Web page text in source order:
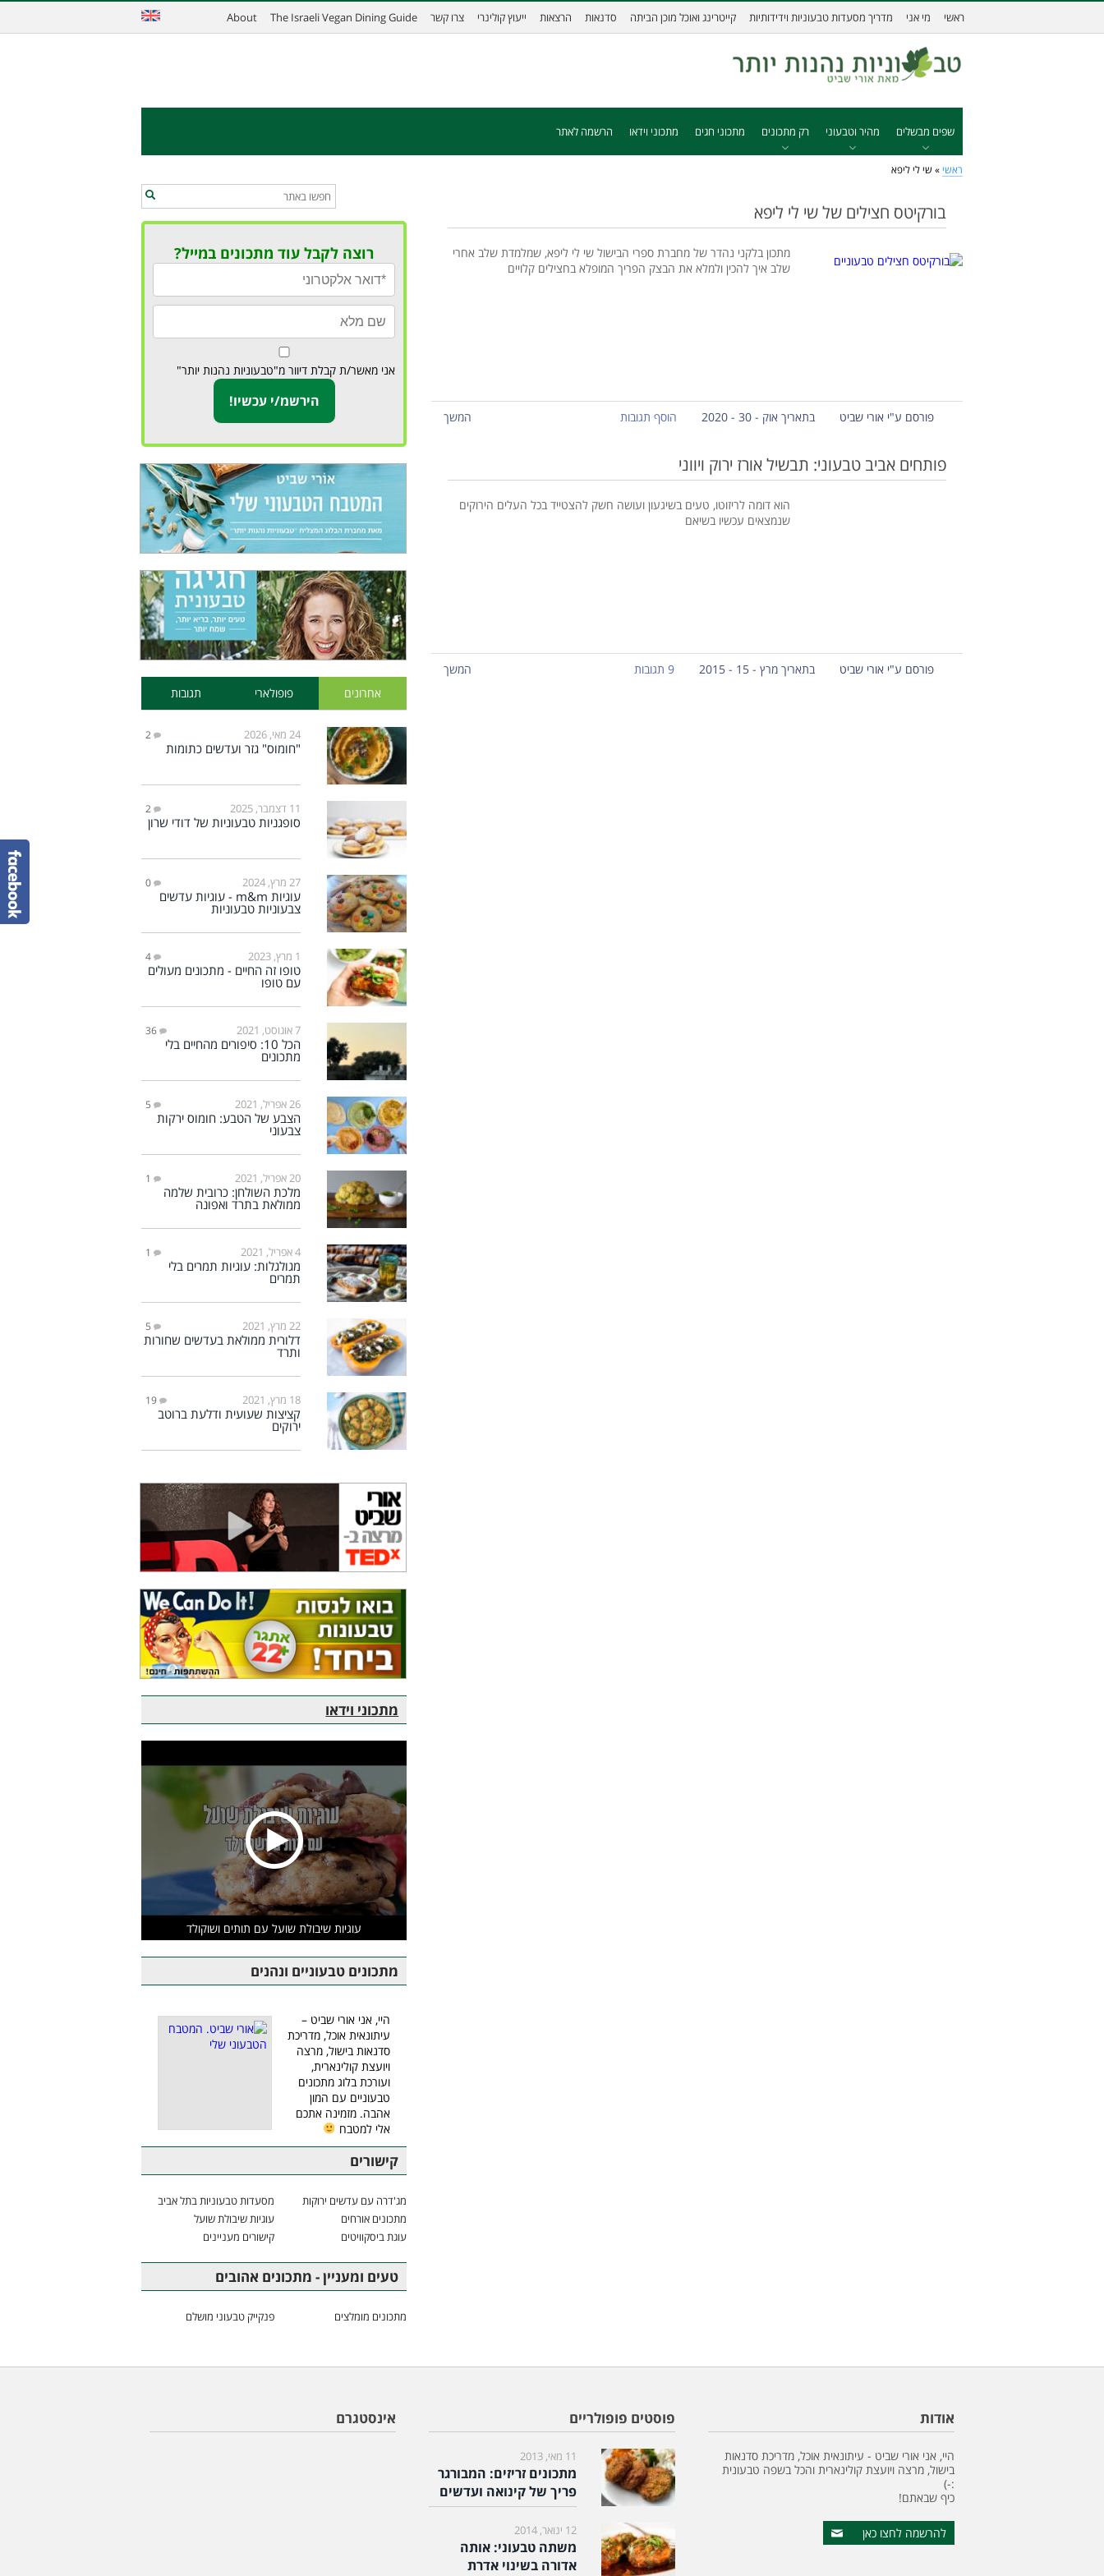
ראשי מי אני מדריך מסעדות טבעוניות וידידותיות קייטרינג ואוכל מוכן הביתה סדנאות הרצאות ייעוץ קולינרי צרו קשר The Israeli Vegan Dining Guide
About
שפים מבשלים מהיר וטבעוני רק מתכונים מתכוני חגים מתכוני וידאו הרשמה לאתר
ראשי » שי לי ליפא
בורקיטס חצילים של שי לי ליפא
מתכון בלקני נהדר של מחברת ספרי הבישול שי לי ליפא, שמלמדת שלב אחרי
שלב איך להכין ולמלא את הבצק הפריך המופלא בחצילים קלויים
פורסם ע"י אורי שביט בתאריך אוק - 30 - 2020 הוסף תגובות המשך
פותחים אביב טבעוני: תבשיל אורז ירוק ויווני
הוא דומה לריזוטו, טעים בשיגעון ועושה חשק להצטייד בכל העלים הירוקים
שנמצאים עכשיו בשיאם
פורסם ע"י אורי שביט בתאריך מרץ - 15 - 2015 9 תגובות המשך
רוצה לקבל עוד מתכונים במייל?
אני מאשר/ת קבלת דיוור מ"טבעוניות נהנות יותר"
אחרונים פופולארי תגובות
24 מאי, 2026 2
"חומוס" גזר ועדשים כתומות
11 דצמבר, 2025 2
סופגניות טבעוניות של דודי שרון
27 מרץ, 2024 0
עוגיות m&m - עוגיות עדשים
צבעוניות טבעוניות
1 מרץ, 2023 4
טופו זה החיים - מתכונים מעולים
עם טופו
7 אוגוסט, 2021 36
הכל 10: סיפורים מהחיים בלי
מתכונים
26 אפריל, 2021 5
הצבע של הטבע: חומוס ירקות
צבעוני
20 אפריל, 2021 1
מלכת השולחן: כרובית שלמה
ממולאת בתרד ואפונה
4 אפריל, 2021 1
מגולגלות: עוגיות תמרים בלי
תמרים
22 מרץ, 2021 5
דלורית ממולאת בעדשים שחורות
ותרד
18 מרץ, 2021 19
קציצות שעועית ודלעת ברוטב
ירוקים
מתכוני וידאו
עוגיות שיבולת שועל עם תותים ושוקולד
מתכונים טבעוניים ונהנים
היי, אני אורי שביט –
עיתונאית אוכל, מדריכת
סדנאות בישול, מרצה
ויועצת קולינארית,
ועורכת בלוג מתכונים
טבעוניים עם המון
אהבה. מזמינה אתכם
אלי למטבח
קישורים
מג'דרה עם עדשים ירוקות
מסעדות טבעוניות בתל אביב
מתכונים אורחים
עוגיות שיבולת שועל
עוגת ביסקוויטים
קישורים מעניינים
טעים ומעניין - מתכונים אהובים
מתכונים מומלצים פנקייק טבעוני מושלם
אודות
היי, אני אורי שביט - עיתונאית אוכל, מדריכת סדנאות
בישול, מרצה ויועצת קולינארית והכל בשפה טבעונית
:-)
כיף שבאתם!
להרשמה לחצו כאן
פוסטים פופולריים
11 מאי, 2013
מתכונים זריזים: המבורגר
פריך של קינואה ועדשים
12 ינואר, 2014
משתה טבעוני: אותה
אדורה בשינוי אדרת
אינסטגרם